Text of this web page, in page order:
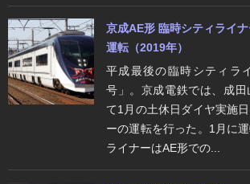
京成AE形 臨時シティライナ
運転（2019年）
平成最後の臨時シティラ
号」。京成電鉄では、成
て1月の土休日ダイヤ実施
ーの運転を行った。1月に
ライナーはAE形での...